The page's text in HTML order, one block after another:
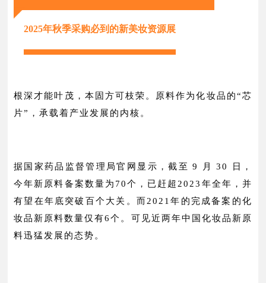
2025年秋季采购必到的新美妆资源展
根深才能叶茂，本固方可枝荣。原料作为化妆品的“芯
片”，承载着产业发展的内核。
据国家药品监督管理局官网显示，截至 9 月 30 日，
今年新原料备案数量为70个，已赶超2023年全年，并
有望在年底突破百个大关。而2021年的完成备案的化
妆品新原料数量仅有6个。可见近两年中国化妆品新原
料迅猛发展的态势。